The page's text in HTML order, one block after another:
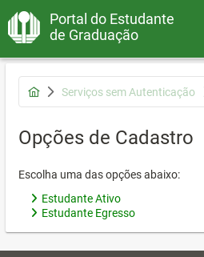
Portal do Estudante
de Graduação
Serviços sem Autenticação
Opções de Cadastro
Escolha uma das opções abaixo:
Estudante Ativo
Estudante Egresso